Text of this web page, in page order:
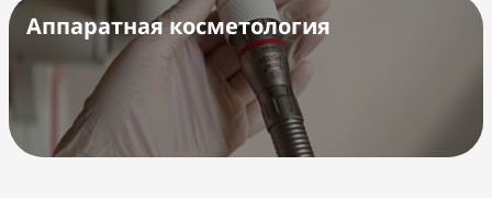
Аппаратная косметология